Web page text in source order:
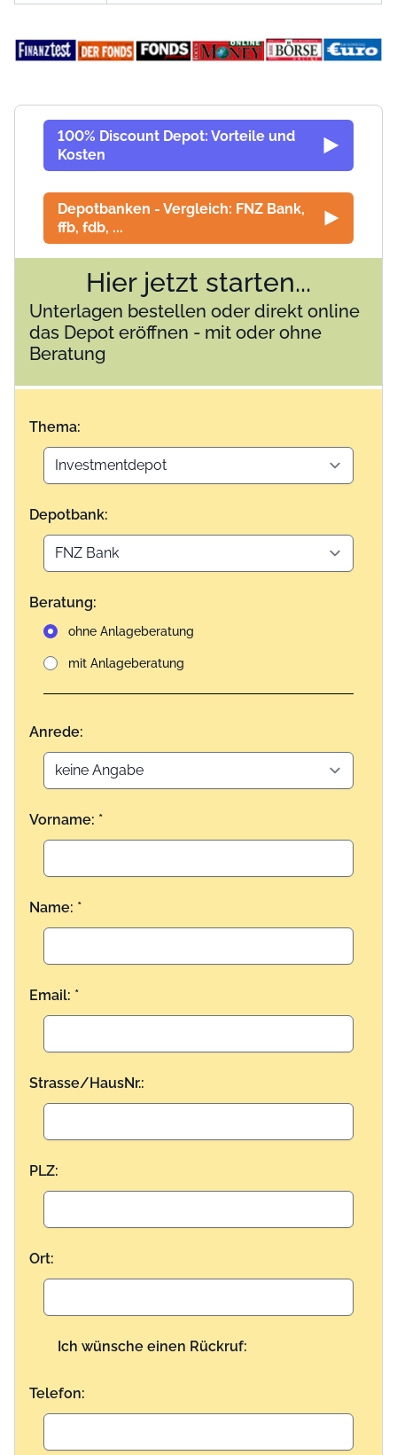
100% Discount Depot: Vorteile und
Kosten
Depotbanken - Vergleich: FNZ Bank,
ffb, fdb, ...
Hier jetzt starten...
Unterlagen bestellen oder direkt online
das Depot eröffnen - mit oder ohne
Beratung
Thema:
Depotbank:
Beratung:
ohne Anlageberatung
mit Anlageberatung
Anrede:
Vorname: *
Name: *
Email: *
Strasse/HausNr.:
PLZ:
Ort:
Ich wünsche einen Rückruf:
Telefon: